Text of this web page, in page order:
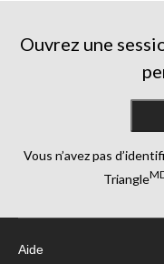
Ouvrez une
Vous n’avez pas
Triangle
Aide